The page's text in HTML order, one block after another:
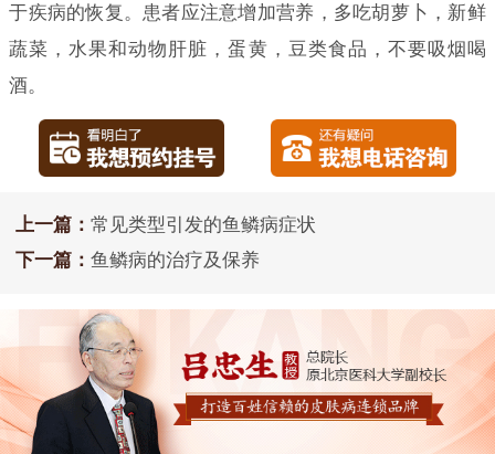
于疾病的恢复。患者应注意增加营养，多吃胡萝卜，新鲜
蔬菜，水果和动物肝脏，蛋黄，豆类食品，不要吸烟喝
酒。
上一篇： 常见类型引发的鱼鳞病症状
下一篇： 鱼鳞病的治疗及保养